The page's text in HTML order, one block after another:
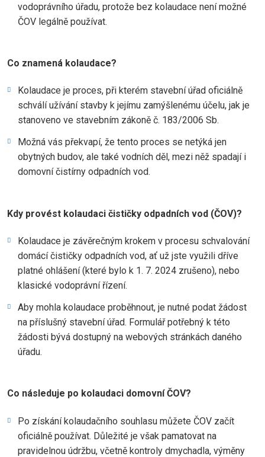
vodoprávního úřadu, protože bez kolaudace není možné
ČOV legálně používat.
Co znamená kolaudace?
Kolaudace je proces, při kterém stavební úřad oficiálně
schválí užívání stavby k jejímu zamýšlenému účelu, jak je
stanoveno ve stavebním zákoně č. 183/2006 Sb.
Možná vás překvapí, že tento proces se netýká jen
obytných budov, ale také vodních děl, mezi něž spadají i
domovní čistírny odpadních vod.
Kdy provést kolaudaci čističky odpadních vod (ČOV)?
Kolaudace je závěrečným krokem v procesu schvalování
domácí čističky odpadních vod, ať už jste využili dříve
platné ohlášení (které bylo k 1. 7. 2024 zrušeno), nebo
klasické vodoprávní řízení.
Aby mohla kolaudace proběhnout, je nutné podat žádost
na příslušný stavební úřad. Formulář potřebný k této
žádosti bývá dostupný na webových stránkách daného
úřadu.
Co následuje po kolaudaci domovní ČOV?
Po získání kolaudačního souhlasu můžete ČOV začít
oficiálně používat. Důležité je však pamatovat na
pravidelnou údržbu, včetně kontroly dmychadla, výměny